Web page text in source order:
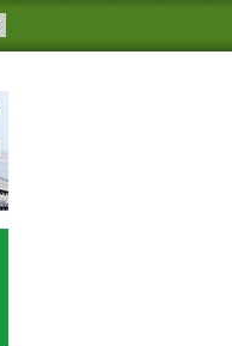
メール配信を登録す